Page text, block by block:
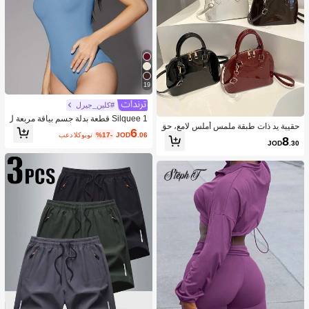
حقيبة يد ذات طبقة ملمس أملس لامع، حق
يبة كروس بسيطة للنساء للتنقل اليومي
JOD8.30
19
#كلين_جيرل
Silquee 1 قطعة بدلة جسم بياقة مربعة ل
ون سادة
JOD6.06
%17- بعد الكوبون